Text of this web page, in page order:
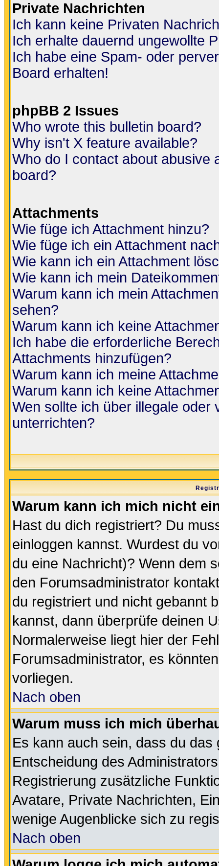
Private Nachrichten
Ich kann keine Privaten
Ich erhalte dauernd ungewollte
Ich habe eine Spam- oder
Board erhalten!
phpBB 2 Issues
Who wrote this bulletin board?
Why isn't X feature available?
Who do I contact about abusive
board?
Attachments
Wie füge ich Attachment hinzu?
Wie füge ich ein Attachment
Wie kann ich ein Attachment
Wie kann ich mein
Warum kann ich mein
sehen?
Warum kann ich keine
Ich habe die erforderliche
Attachments hinzufügen?
Warum kann ich meine
Warum kann ich keine
Wen sollte ich über illegale oder
unterrichten?
Warum kann ich mich nicht
Hast du dich registriert? Du
einloggen kannst. Wurdest du
du eine Nachricht)? Wenn dem
den Forumsadministrator
du registriert und nicht gebannt
kannst, dann überprüfe deinen
Normalerweise liegt hier der
Forumsadministrator, es
vorliegen.
Nach oben
Warum muss ich mich
Es kann auch sein, dass du
Entscheidung des
Registrierung zusätzliche
Avatare, Private Nachrichten,
wenige Augenblicke sich zu
Nach oben